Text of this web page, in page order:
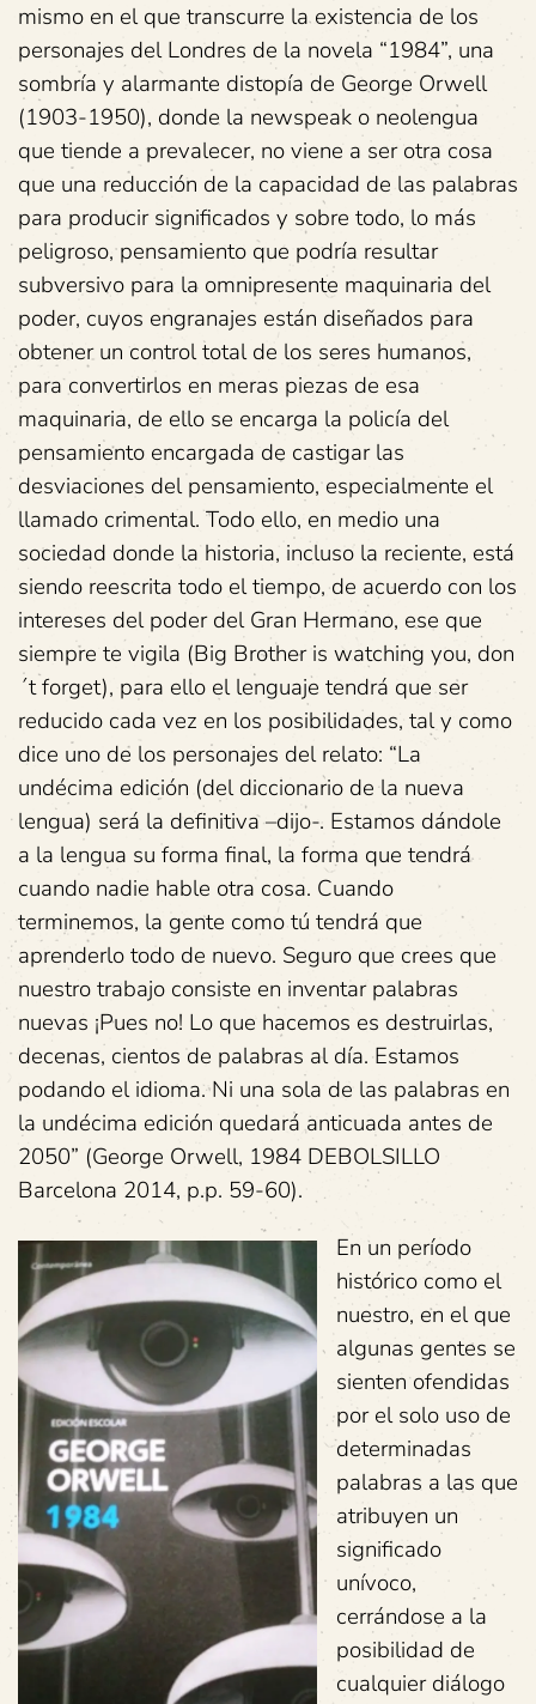
mismo en el que transcurre la existencia de los
personajes del Londres de la novela “1984”, una
sombría y alarmante distopía de George Orwell
(1903-1950), donde la newspeak o neolengua
que tiende a prevalecer, no viene a ser otra cosa
que una reducción de la capacidad de las palabras
para producir significados y sobre todo, lo más
peligroso, pensamiento que podría resultar
subversivo para la omnipresente maquinaria del
poder, cuyos engranajes están diseñados para
obtener un control total de los seres humanos,
para convertirlos en meras piezas de esa
maquinaria, de ello se encarga la policía del
pensamiento encargada de castigar las
desviaciones del pensamiento, especialmente el
llamado crimental. Todo ello, en medio una
sociedad donde la historia, incluso la reciente, está
siendo reescrita todo el tiempo, de acuerdo con los
intereses del poder del Gran Hermano, ese que
siempre te vigila (Big Brother is watching you, don
´t forget), para ello el lenguaje tendrá que ser
reducido cada vez en los posibilidades, tal y como
dice uno de los personajes del relato: “La
undécima edición (del diccionario de la nueva
lengua) será la definitiva –dijo-. Estamos dándole
a la lengua su forma final, la forma que tendrá
cuando nadie hable otra cosa. Cuando
terminemos, la gente como tú tendrá que
aprenderlo todo de nuevo. Seguro que crees que
nuestro trabajo consiste en inventar palabras
nuevas ¡Pues no! Lo que hacemos es destruirlas,
decenas, cientos de palabras al día. Estamos
podando el idioma. Ni una sola de las palabras en
la undécima edición quedará anticuada antes de
2050” (George Orwell, 1984 DEBOLSILLO
Barcelona 2014, p.p. 59-60).
En un período
histórico como el
nuestro, en el que
algunas gentes se
sienten ofendidas
por el solo uso de
determinadas
palabras a las que
atribuyen un
significado
unívoco,
cerrándose a la
posibilidad de
cualquier diálogo